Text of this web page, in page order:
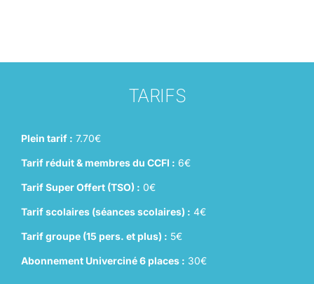
TARIFS
Plein tarif : 7.70€
Tarif réduit & membres du CCFI : 6€
Tarif Super Offert (TSO) : 0€
Tarif scolaires (séances scolaires) : 4€
Tarif groupe (15 pers. et plus) : 5€
Abonnement Univerciné 6 places : 30€